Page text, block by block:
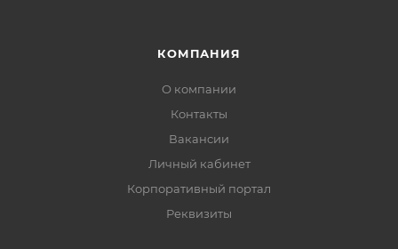
КОМПАНИЯ
О компании
Контакты
Вакансии
Личный кабинет
Корпоративный портал
Реквизиты